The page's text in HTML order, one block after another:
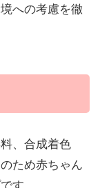
への考慮を徹
、合成着色
ため赤ちゃん
す。